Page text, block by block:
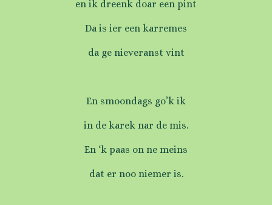
en ik dreenk doar een pint
Da is ier een karremes
da ge nieveranst vint
En smoondags go’k ik
in de karek nar de mis.
En ‘k paas on ne meins
dat er noo niemer is.